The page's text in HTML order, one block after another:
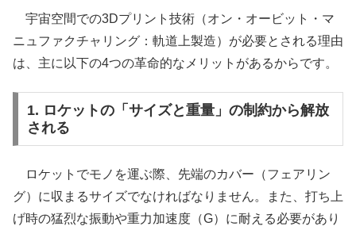
宇宙空間での3Dプリント技術（オン・オービット・マ
ニュファクチャリング：軌道上製造）が必要とされる理由
は、主に以下の4つの革命的なメリットがあるからです。
1. ロケットの「サイズと重量」の制約から解放
される
ロケットでモノを運ぶ際、先端のカバー（フェアリン
グ）に収まるサイズでなければなりません。また、打ち上
げ時の猛烈な振動や重力加速度（G）に耐える必要があり